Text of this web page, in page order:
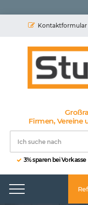
Kontaktformular
Firmen, Vereine
3% sparen bei Vorkasse